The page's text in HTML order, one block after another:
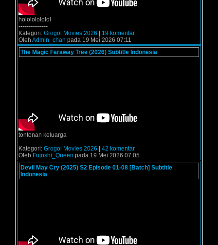
holololololol
---------------
Kategori: Grogol Movies 2026
19 komentar
Oleh Admin_chan pada 19 Mei 2026 07:11
The Magic Faraway Tree (2026) Subtitle Indonesia
tontonan keluarga
---------------
Kategori: Grogol Movies 2026
42 komentar
Oleh Fujoshi_Queen pada 19 Mei 2026 07:05
Devil May Cry (2025) S2 Episode 01-08 [Batch] Subtitle
Indonesia